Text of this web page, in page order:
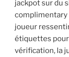
jackpot sur du
complimentary
joueur
étiquettes
vérification, la